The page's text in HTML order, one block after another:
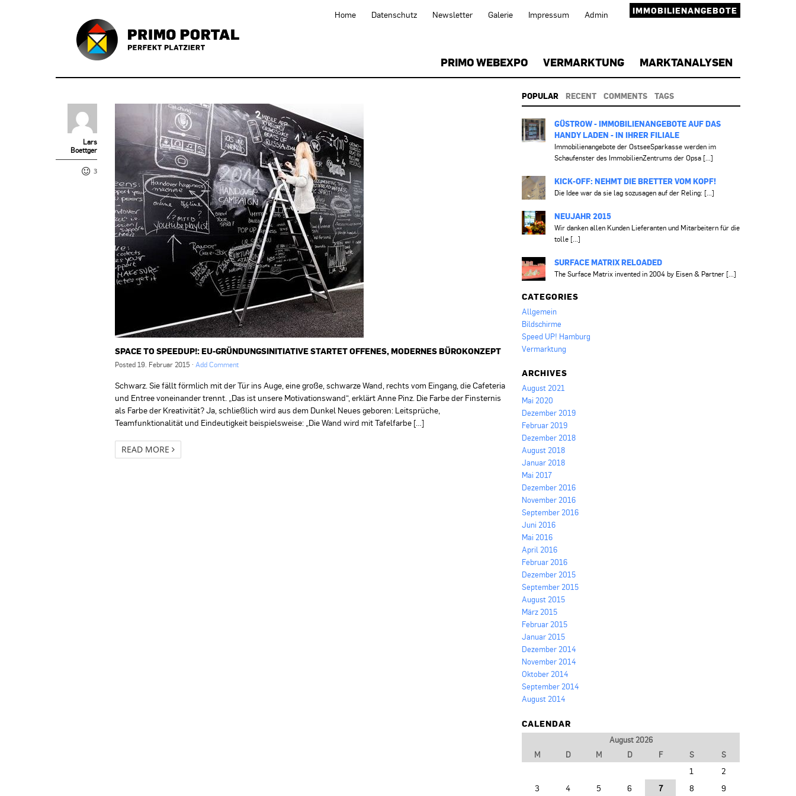
Home Datenschutz Newsletter Galerie Impressum Admin IMMOBILIENANGEBOTE
PRIMO WEBEXPO VERMARKTUNG MARKTANALYSEN
Lars
Boettger
3
SPACE TO SPEEDUP!: EU-GRÜNDUNGSINITIATIVE STARTET OFFENES, MODERNES BÜROKONZEPT
Posted19. Februar 2015 ·Add Comment
Schwarz. Sie fällt förmlich mit der Tür ins Auge, eine große, schwarze Wand, rechts vom Eingang, die Cafeteria
und Entree voneinander trennt. „Das ist unsere Motivationswand“, erklärt Anne Pinz. Die Farbe der Finsternis
als Farbe der Kreativität? Ja, schließlich wird aus dem Dunkel Neues geboren: Leitsprüche,
Teamfunktionalität und Eindeutigkeit beispielsweise: „Die Wand wird mit Tafelfarbe […]
READ MORE
POPULAR RECENT COMMENTS TAGS
GÜSTROW - IMMOBILIENANGEBOTE AUF DAS
HANDY LADEN - IN IHRER FILIALE
Immobilienangebote der OstseeSparkasse werden im
Schaufenster des ImmobilienZentrums der Opsa [...]
KICK-OFF: NEHMT DIE BRETTER VOM KOPF!
Die Idee war da sie lag sozusagen auf der Reling: [...]
NEUJAHR 2015
Wir danken allen Kunden Lieferanten und Mitarbeitern für die
tolle [...]
SURFACE MATRIX RELOADED
The Surface Matrix invented in 2004 by Eisen & Partner [...]
CATEGORIES
Allgemein
Bildschirme
Speed UP! Hamburg
Vermarktung
ARCHIVES
August 2021
Mai 2020
Dezember 2019
Februar 2019
Dezember 2018
August 2018
Januar 2018
Mai 2017
Dezember 2016
November 2016
September 2016
Juni 2016
Mai 2016
April 2016
Februar 2016
Dezember 2015
September 2015
August 2015
März 2015
Februar 2015
Januar 2015
Dezember 2014
November 2014
Oktober 2014
September 2014
August 2014
CALENDAR
August 2026
M
D M D F S S
1
2
3
4 5 6 7 8 9